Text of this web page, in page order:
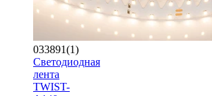
033891(1)
Светодиодная
лента
TWIST-